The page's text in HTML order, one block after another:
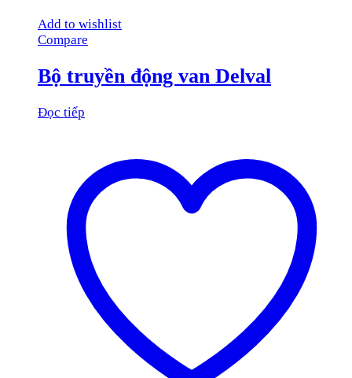
Add to wishlist
Compare
Bộ truyền động van Delval
Đọc tiếp